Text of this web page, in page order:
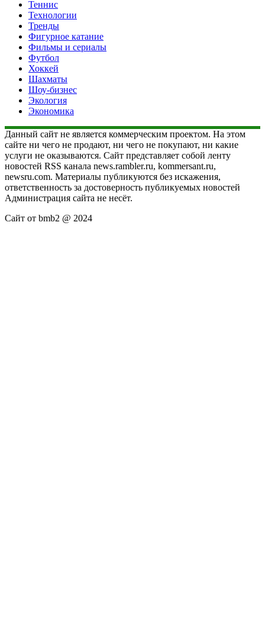
Теннис
Технологии
Тренды
Фигурное катание
Фильмы и сериалы
Футбол
Хоккей
Шахматы
Шоу-бизнес
Экология
Экономика
Данный сайт не является коммерческим проектом. На этом
сайте ни чего не продают, ни чего не покупают, ни какие
услуги не оказываются. Сайт представляет собой ленту
новостей RSS канала news.rambler.ru, kommersant.ru,
newsru.com. Материалы публикуются без искажения,
ответственность за достоверность публикуемых новостей
Администрация сайта не несёт.
Сайт от bmb2 @ 2024